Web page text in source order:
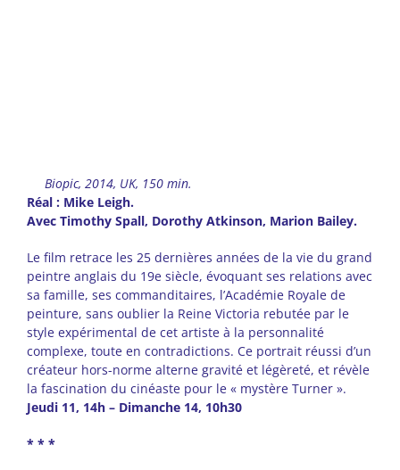
Biopic, 2014, UK, 150 min.
Réal : Mike Leigh.
Avec Timothy Spall, Dorothy Atkinson, Marion Bailey.
Le film retrace les 25 dernières années de la vie du grand
peintre anglais du 19e siècle, évoquant ses relations avec
sa famille, ses commanditaires, l’Académie Royale de
peinture, sans oublier la Reine Victoria rebutée par le
style expérimental de cet artiste à la personnalité
complexe, toute en contradictions. Ce portrait réussi d’un
créateur hors-norme alterne gravité et légèreté, et révèle
la fascination du cinéaste pour le « mystère Turner ».
Jeudi 11, 14h – Dimanche 14, 10h30
* * *